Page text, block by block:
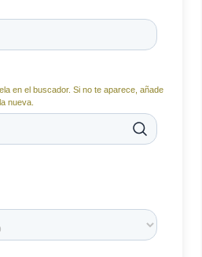
en el buscador. Si no te aparece, añade
nueva.